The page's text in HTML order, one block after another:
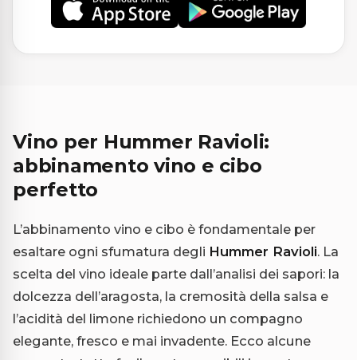
Vino per Hummer Ravioli:
abbinamento vino e cibo
perfetto
L’abbinamento vino e cibo è fondamentale per
esaltare ogni sfumatura degli Hummer Ravioli. La
scelta del vino ideale parte dall’analisi dei sapori: la
dolcezza dell’aragosta, la cremosità della salsa e
l’acidità del limone richiedono un compagno
elegante, fresco e mai invadente. Ecco alcune